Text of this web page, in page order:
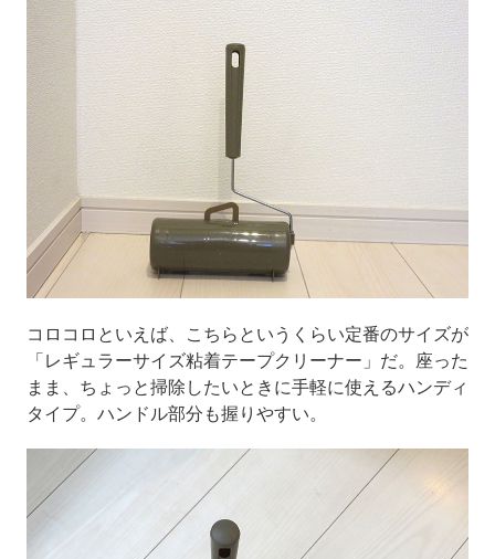
コロコロといえば、こちらというくらい定番のサイズが
「レギュラーサイズ粘着テープクリーナー」だ。座った
まま、ちょっと掃除したいときに手軽に使えるハンディ
タイプ。ハンドル部分も握りやすい。